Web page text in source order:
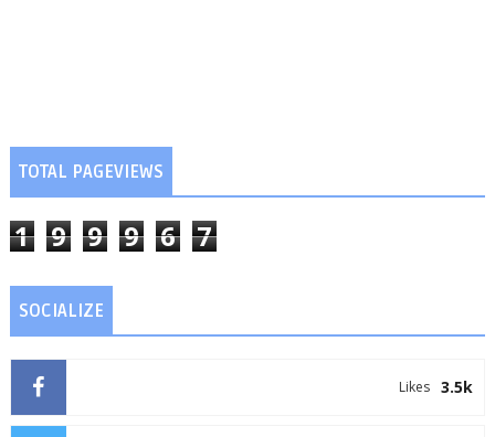
TOTAL PAGEVIEWS
1 9 9 9 6 7
SOCIALIZE
3.5k
Likes